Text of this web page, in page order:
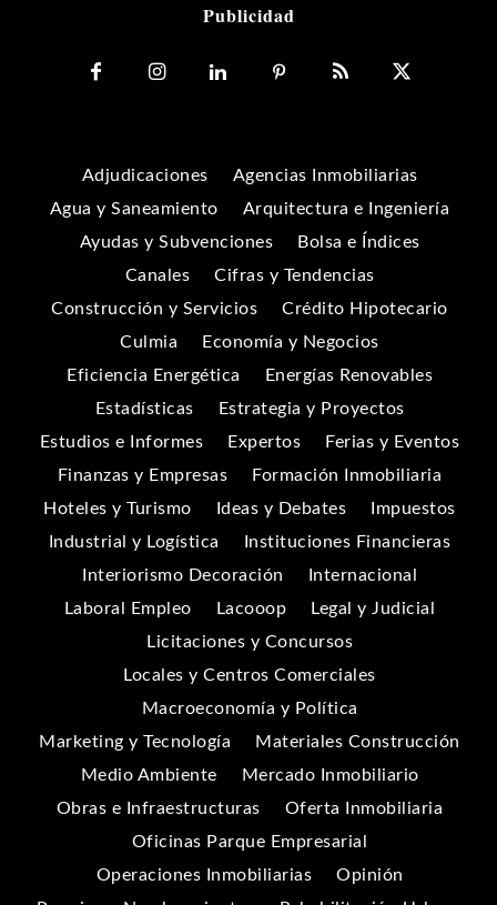
Publicidad
Adjudicaciones
Agencias Inmobiliarias
Agua y Saneamiento
Arquitectura e Ingeniería
Ayudas y Subvenciones
Bolsa e Índices
Canales
Cifras y Tendencias
Construcción y Servicios
Crédito Hipotecario
Culmia
Economía y Negocios
Eficiencia Energética
Energías Renovables
Estadísticas
Estrategia y Proyectos
Estudios e Informes
Expertos
Ferias y Eventos
Finanzas y Empresas
Formación Inmobiliaria
Hoteles y Turismo
Ideas y Debates
Impuestos
Industrial y Logística
Instituciones Financieras
Interiorismo Decoración
Internacional
Laboral Empleo
Lacooop
Legal y Judicial
Licitaciones y Concursos
Locales y Centros Comerciales
Macroeconomía y Política
Marketing y Tecnología
Materiales Construcción
Medio Ambiente
Mercado Inmobiliario
Obras e Infraestructuras
Oferta Inmobiliaria
Oficinas Parque Empresarial
Operaciones Inmobiliarias
Opinión